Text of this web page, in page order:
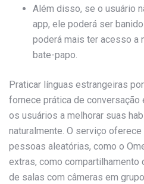
Além disso, se o usuário
app, ele poderá ser
poderá mais ter acesso a
bate-papo.
Praticar línguas estrangeiras
fornece prática de conversação
os usuários a melhorar suas
naturalmente. O serviço
pessoas aleatórias, como o
extras, como compartilhamento
de salas com câmeras em